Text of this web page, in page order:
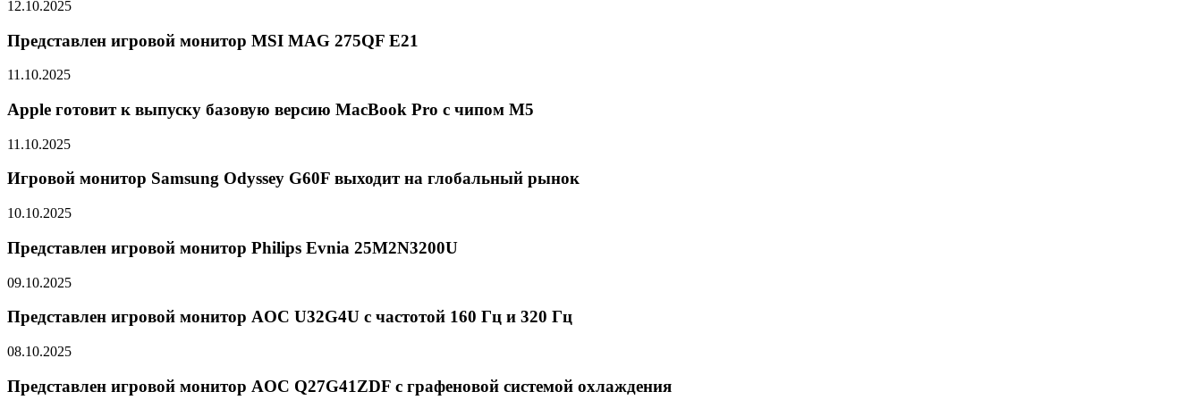
12.10.2025
Представлен игровой монитор MSI MAG 275QF E21
11.10.2025
Apple готовит к выпуску базовую версию MacBook Pro с чипом M5
11.10.2025
Игровой монитор Samsung Odyssey G60F выходит на глобальный рынок
10.10.2025
Представлен игровой монитор Philips Evnia 25M2N3200U
09.10.2025
Представлен игровой монитор AOC U32G4U с частотой 160 Гц и 320 Гц
08.10.2025
Представлен игровой монитор AOC Q27G41ZDF с графеновой системой охлаждения